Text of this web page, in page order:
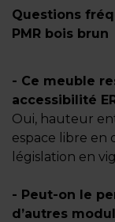
Questions
PMR bois brun
- Ce meuble
accessibilité
Oui, hauteur
espace libre en
législation en
- Peut-on le
d’autres